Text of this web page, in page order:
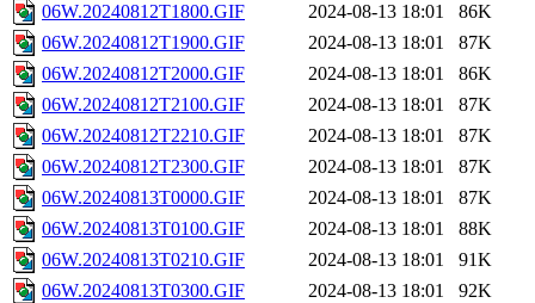
06W.20240812T1800.GIF
2024-08-13 18:01
86K
06W.20240812T1900.GIF
2024-08-13 18:01
87K
06W.20240812T2000.GIF
2024-08-13 18:01
86K
06W.20240812T2100.GIF
2024-08-13 18:01
87K
06W.20240812T2210.GIF
2024-08-13 18:01
87K
06W.20240812T2300.GIF
2024-08-13 18:01
87K
06W.20240813T0000.GIF
2024-08-13 18:01
87K
06W.20240813T0100.GIF
2024-08-13 18:01
88K
06W.20240813T0210.GIF
2024-08-13 18:01
91K
06W.20240813T0300.GIF
2024-08-13 18:01
92K